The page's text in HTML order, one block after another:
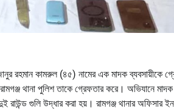
রহমান কামরুল (৪৫) নামের এক মাদক
থানা পুলিশ তাকে গ্রেফতার করে। অভিযানে মাদক
রাউন্ড গুলি উদ্ধার করা হয়। রামগঞ্জ থানার অফিসার